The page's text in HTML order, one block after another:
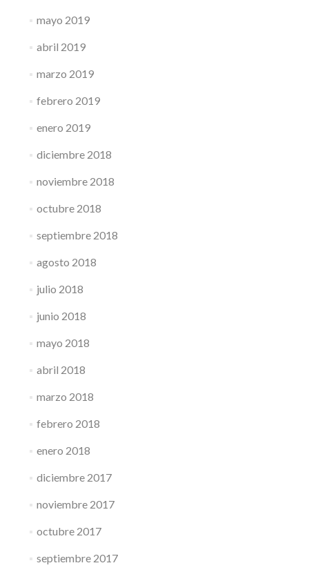
mayo 2019
abril 2019
marzo 2019
febrero 2019
enero 2019
diciembre 2018
noviembre 2018
octubre 2018
septiembre 2018
agosto 2018
julio 2018
junio 2018
mayo 2018
abril 2018
marzo 2018
febrero 2018
enero 2018
diciembre 2017
noviembre 2017
octubre 2017
septiembre 2017